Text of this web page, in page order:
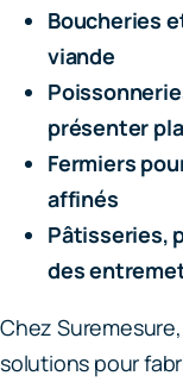
Boucheries
viande
présenter
Fermiers
affinés
Pâtisseries,
des
Chez
solutions pour